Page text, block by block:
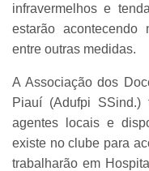
infravermelhos e
estarão
entre outras medidas.
A Associação dos
Piauí (Adufpi SSind.)
agentes locais e
existe no clube para
trabalharão em